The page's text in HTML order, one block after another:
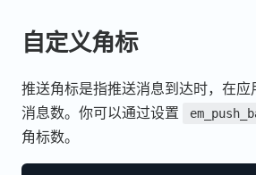
自定义角标
推送角标是指推送消息到达时，在应
消息数。你可以通过设置
角标数。